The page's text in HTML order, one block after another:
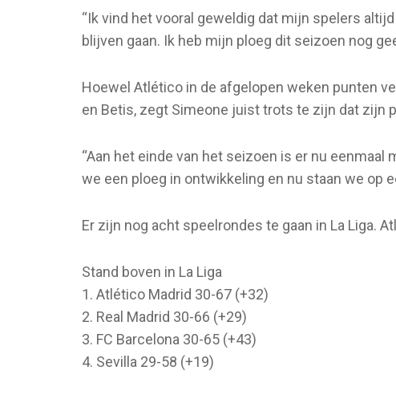
“Ik vind het vooral geweldig dat mijn spelers
blijven gaan. Ik heb mijn ploeg dit seizoen nog
Hoewel Atlético in de afgelopen weken punten
en Betis, zegt Simeone juist trots te zijn dat zijn
“Aan het einde van het seizoen is er nu
we een ploeg in ontwikkeling en nu staan we op
Er zijn nog acht speelrondes te gaan in La Liga.
Stand boven in La Liga
1. Atlético Madrid 30-67 (+32)
2. Real Madrid 30-66 (+29)
3. FC Barcelona 30-65 (+43)
4. Sevilla 29-58 (+19)